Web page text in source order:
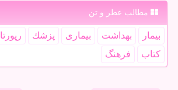
مطالب عطر و تن
بیمار بهداشت بیماری پزشك
كتاب
فرهنگ